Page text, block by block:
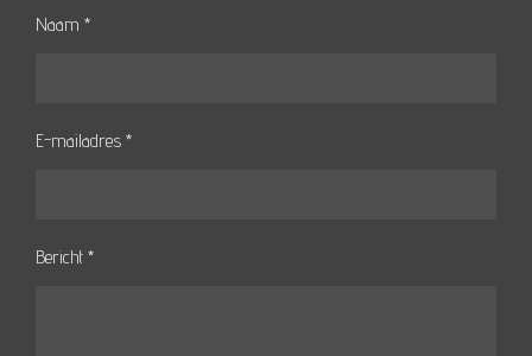
Naam *
E-mailadres *
Bericht *